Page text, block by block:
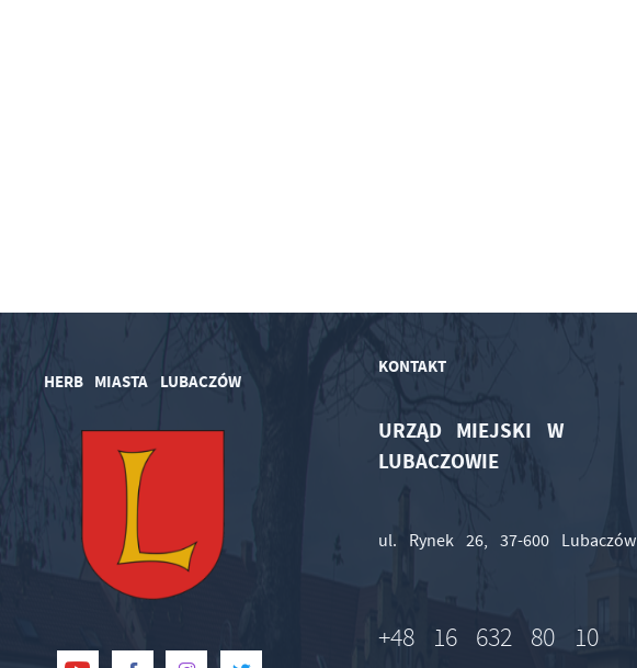
HERB MIASTA LUBACZÓW
KONTAKT
URZĄD MIEJSKI W
LUBACZOWIE
ul. Rynek 26, 37-600 Lubaczów
+48 16 632 80 10